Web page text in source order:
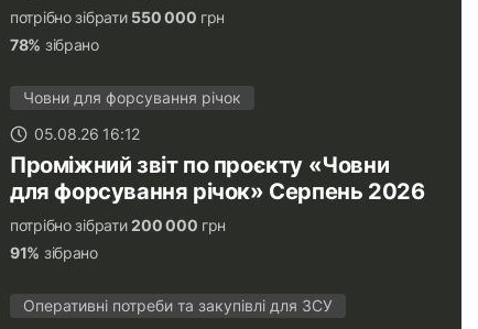
потрібно зібрати 550 000 грн
78% зібрано
Човни для форсування річок
05.08.26 16:12
Проміжний звіт по проєкту «Човни
для форсування річок» Серпень 2026
потрібно зібрати200 000 грн
91% зібрано
Оперативні потреби та закупівлі для ЗСУ